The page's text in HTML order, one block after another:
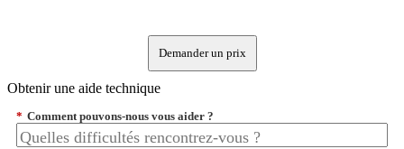
Demander un prix
Obtenir une aide technique
* Comment pouvons-nous vous aider ?